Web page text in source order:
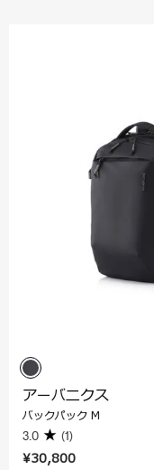
¥30,800
アーバニクス
バックパック M
3.0 (1)